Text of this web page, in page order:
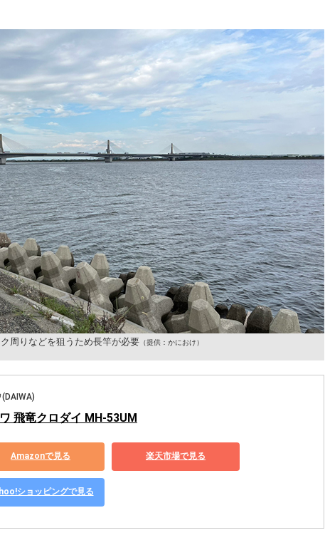
周りなどを狙うため長竿が必要 （提供：かにおけ）
飛竜クロダイ MH-53UM
Amazonで見る 楽天市場で見る
ショッピングで見る